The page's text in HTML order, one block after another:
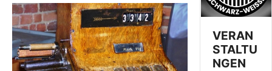
VERAN
STALTU
NGEN